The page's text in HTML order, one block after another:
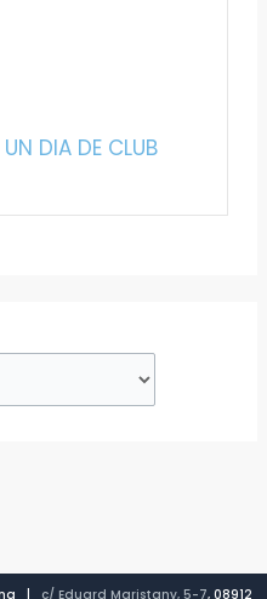
DIA DE CLUB
| c/ Eduard Maristany, 5-7, 08912